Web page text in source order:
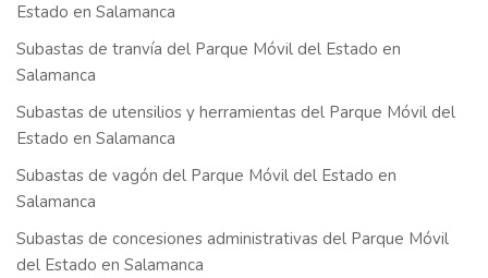
Estado en Salamanca
Subastas de tranvía del Parque Móvil del Estado en
Salamanca
Subastas de utensilios y herramientas del Parque Móvil del
Estado en Salamanca
Subastas de vagón del Parque Móvil del Estado en
Salamanca
Subastas de concesiones administrativas del Parque Móvil
del Estado en Salamanca